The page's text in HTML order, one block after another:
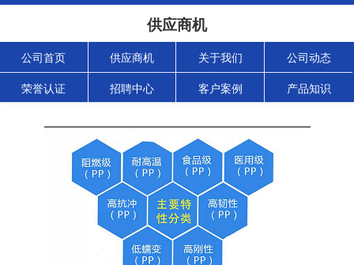
供应商机
公司首页 供应商机 关于我们 公司动态
荣誉认证 招聘中心 客户案例 产品知识